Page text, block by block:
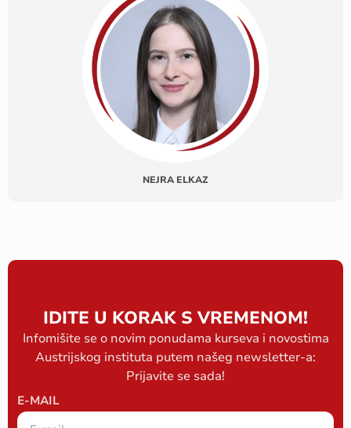
NEJRA ELKAZ
IDITE U KORAK S VREMENOM!
Infomišite se o novim ponudama kurseva i novostima
Austrijskog instituta putem našeg newsletter-a:
Prijavite se sada!
E-MAIL